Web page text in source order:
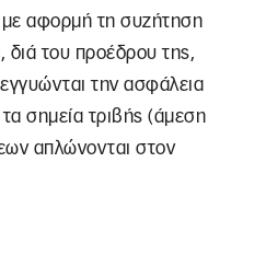
με αφορμή τη συζήτηση
διά του προέδρου της,
την ασφάλεια
σημεία τριβής (άμεση
απλώνονται στον